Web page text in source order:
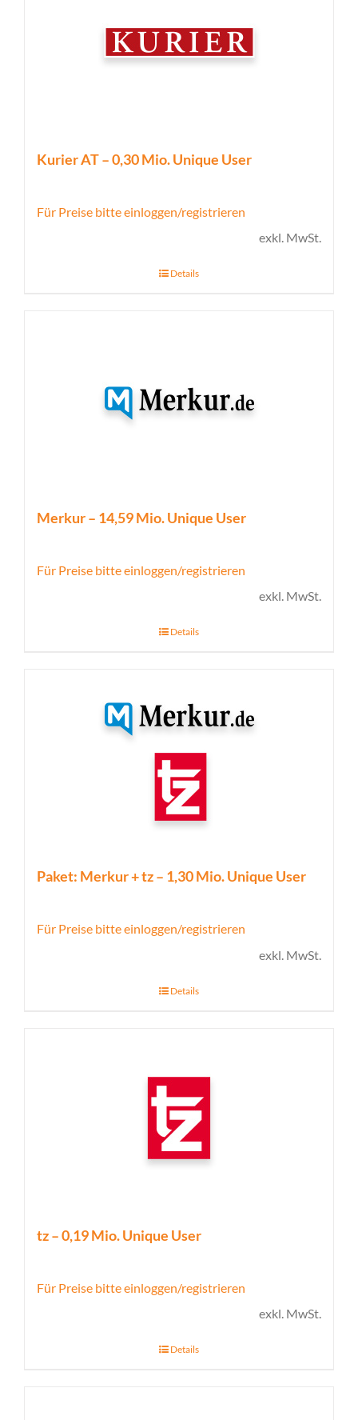
Kurier AT – 0,30 Mio. Unique User
Für Preise bitte einloggen/registrieren
exkl. MwSt.
Details
Merkur – 14,59 Mio. Unique User
Für Preise bitte einloggen/registrieren
exkl. MwSt.
Details
Paket: Merkur + tz – 1,30 Mio. Unique User
Für Preise bitte einloggen/registrieren
exkl. MwSt.
Details
tz – 0,19 Mio. Unique User
Für Preise bitte einloggen/registrieren
exkl. MwSt.
Details